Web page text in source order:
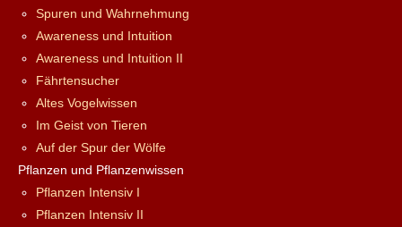
Spuren und Wahrnehmung
Awareness und Intuition
Awareness und Intuition II
Fährtensucher
Altes Vogelwissen
Im Geist von Tieren
Auf der Spur der Wölfe
Pflanzen und Pflanzenwissen
Pflanzen Intensiv I
Pflanzen Intensiv II